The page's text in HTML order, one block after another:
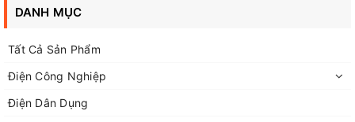
DANH MỤC
Tất Cả Sản Phẩm
Điện Công Nghiệp
Điện Dân Dụng